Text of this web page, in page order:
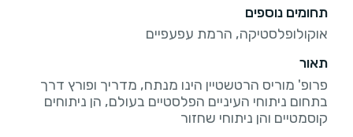
תחומים נוספים
אוקולופלסטיקה, הרמת עפעפיים
תאור
פרופ' מוריס הרטשטיין הינו מנתח, מדריך ופורץ דרך
בתחום ניתוחי העיניים הפלסטיים בעולם, הן ניתוחים
קוסמטיים והן ניתוחי שחזור